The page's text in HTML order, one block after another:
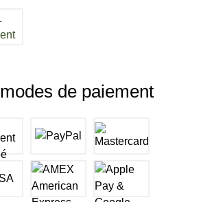
de paiement